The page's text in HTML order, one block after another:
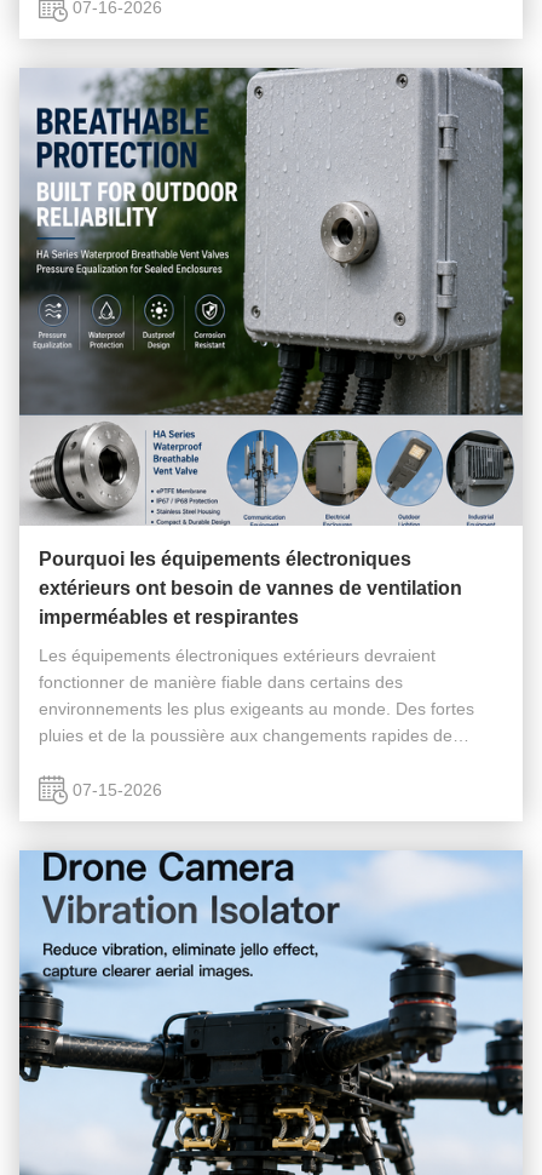
joints ...07-16-2026
Pourquoi les équipements électroniques
extérieurs ont besoin de vannes de ventilation
imperméables et respirantes
Les équipements électroniques extérieurs devraient
fonctionner de manière fiable dans certains des
environnements les plus exigeants au monde. Des fortes
pluies et de la poussière aux changements rapides de
exercent une pression continue sur les ...
07-15-2026